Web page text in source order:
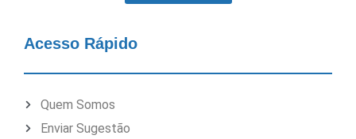
Acesso Rápido
Quem Somos
Enviar Sugestão